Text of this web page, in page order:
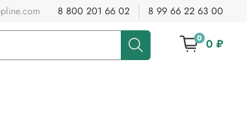
8 800 201 66 02 8 99 66 22 63 00
0 0 ₽